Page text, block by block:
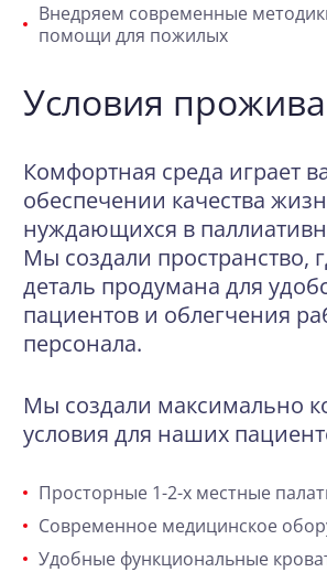
Внедряем современные
помощи для пожилых
Условия
Комфортная среда играет
обеспечении качества
нуждающихся в
Мы создали пространство,
деталь продумана для
пациентов и облегчения
персонала.
Мы создали максимально
условия для наших
Просторные 1-2-х местные
Современное медицинское
Удобные функциональные